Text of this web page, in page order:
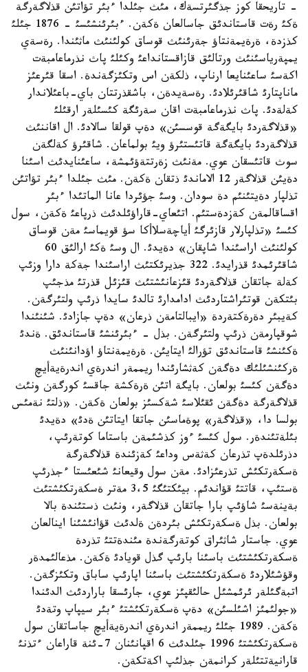
- تاريحقا كوز جذگئرتسةك، مئث جئلدا ءبئر تؤاتئن قذلاگةرگة
ةكئ رةت قاستاندئق جاسالعان ةكةن. ءبئرئنشئسئ - 1876 جئلئ
كذزدة، ةرةيمةنتاؤ جةرئنئث قوساق كولئنئث ماثئندا. رةسةي
يمپةرياسئنئث ورتالئق قازاقستانداعئ وكئلئ پاث نذرماعامبةت
اكةسئ ساعئنايعا ارناپ، ذلكةن اس وتكئزگةندة. اسقا قئرعئز
ماناپتارئ شاقئرئلادئ. رةسةيدةن، باشقذرتتان باي-باعئلاندار
كةلةدئ. پاث نذرماعامبةت اقان سةرئگة كئسئلةر ارقئلئ
«قذلاگةردئ بايگةگة قوسسئن» دةپ قولقا سالادئ. ال اقاننئث
قذلاگةردئ بايگةگة قاتئستئرؤ ويئ بولماعان. شاقئرؤ كةلگةن
سوث قاتئسقان عوي. مةنئث زةرتتةؤئمشة، ساعئنايدئث اسئنا
دةيئن قذلاگةر 12 الاماندئ ذتقان ةكةن. مئث جئلدا ءبئر تؤاتئن
تذلپار دةيتئنئم دة سودان. وسئ جؤئردا عانا الماتئدا ءبئر
اقساقالمةن كةزدةستئم. اتئعاي-قاراؤئلدئث ذرپاعئ ةكةن، سول
كئسئ «تذلپارلار قازئرگئ أياچةسلاأكا سؤ قويماسئ مةن قوساق
كولئنئث اراسئندا شاپقان» دةيدئ. ال وسئ ةكئ ارالئق 60
شاقئرئمدئ قذرايدئ. 322 جذيرئكتئث اراسئندا جةكة دارا وزئپ
كةلة جاتقان قذلاگةردئ قئزعانئشتئث قئزئل قذرتئ مذجئپ
بئتكةن قوتئراشتاردئث ادامدارئ تالدئ سايدا ذرئپ ولتئرگةن.
كةيبئر دةرةكتةردة «ايبالتامةن ذرعان» دةپ جازادئ. شئنئندا
شوقپارمةن ذرئپ ولتئرگةن. بذل - ءبئرئنشئ قاستاندئق. ةندئ
ةكئنشئ قاستاندئق تؤرالئ ايتايئن. ةرةيمةنتاؤ اؤدانئنئث
ةركئنشئلئك دةگةن كةثشارئندا ريممةر اندرةي اندرةيةأيچ
دةگةن كئسئ بولعان. بايگة اتئن ةرةكشة جاقسئ كورگةن ونئث
قذلاگةرگة دةگةن ئقئلاسئ شةكسئز بولعان ةكةن. «ذلتئ نةمئس
بولسا دا، «قذلاگةر» پوةماسئن جاتقا ايتاتئن ةدئ» دةيدئ
بئلةتئندةر. سول كئسئ ءوز كذشئمةن باستاما كوتةرئپ،
دذرئلدةپ تذرعان كةثةس وداعئ كةزئندة قذلاگةرگة
ةسكةرتكئش تذرعئزادئ. مةن سول وقيعانئ شئعئستا ءجذرئپ
ةستئپ، قاتتئ قؤاندئم. بيئكتئگئ 3،5 مةتر ةسكةرتكئشتئث
بةينةسئ شاؤئپ بارا جاتقان قذلاگةر، ونئث ذستئندة بالا
بولعان. بذل ةسكةرتكئش بئردةن ةلدئث قؤانئشئنا اينالعان
عوي. جاستار شاثئراق كوتةرگةندة مئندةتتئ تذردة
ةسكةرتكئشتئث باسئنا بارئپ گذل قويادئ ةكةن. مذعالئمدةر
وقؤشئلاردئ ةسكةرتكئشتئث باسئنا اپارئپ ساباق وتكئزگةن.
اتبةگئلةر ئرئمشئل حالئقپئز عوي، جارئسقا باراردئث الدئندا
«جولئمئز اشئلسئن» دةپ ةسكةرتكئشتئ ءبئر سيپاپ وتةدئ
ةكةن. 1989 جئلئ ريممةر اندرةي اندرةيةأيچ جاساتقان سول
ةسكةرتكئشتئ 1996 جئلدئث 6 اقپانئنان 7-ئنة قاراعان ءتذنئ
قارانيةتتئلةر كرانمةن جذلئپ اكةتكةن.